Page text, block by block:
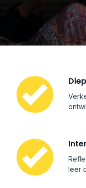
leer